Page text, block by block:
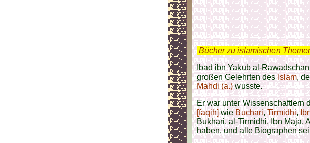
Bücher zu islamischen
Ibad ibn Yakub al-
großen Gelehrten desIslam,
Mahdi (a.)wusste.
Er war unter Wissenschaftlern
[faqih]wieBuchari,Tirmidhi,
Bukhari, al-Tirmidhi, Ibn Maja,
haben, und alle Biographen